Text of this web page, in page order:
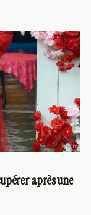
après une